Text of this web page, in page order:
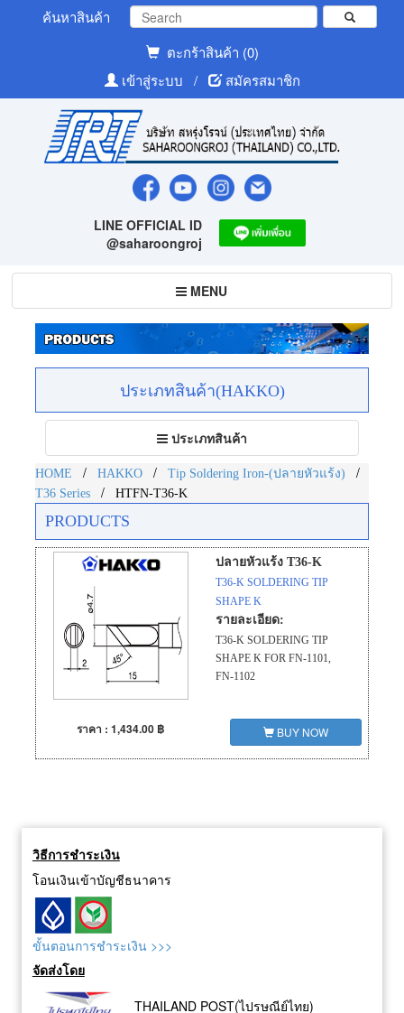
ค้นหาสินค้า
ตะกร้าสินค้า (0)
เข้าสู่ระบบ
/ สมัครสมาชิก
LINE OFFICIAL ID
@saharoongroj
Toggle
navigation
MENU
ประเภทสินค้า(HAKKO)
Toggle
navigation
ประเภทสินค้า
HOME / HAKKO / Tip Soldering Iron-(ปลายหัวแร้ง) /
T36 Series / HTFN-T36-K
PRODUCTS
ปลายหัวแร้ง T36-K
T36-K SOLDERING TIP
SHAPE K
รายละเอียด:
T36-K SOLDERING TIP
SHAPE K FOR FN-1101,
FN-1102
ราคา : 1,434.00 ฿ BUY NOW
วิธีการชำระเงิน
โอนเงินเข้าบัญชีธนาคาร
ขั้นตอนการชำระเงิน >>>
จัดส่งโดย
THAILAND POST(ไปรษณีย์ไทย)